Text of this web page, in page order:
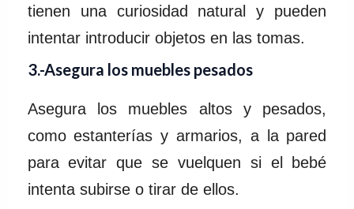
tienen una curiosidad natural y pueden
intentar introducir objetos en las tomas.
3.-Asegura los muebles pesados
Asegura los muebles altos y pesados,
como estanterías y armarios, a la pared
para evitar que se vuelquen si el bebé
intenta subirse o tirar de ellos.